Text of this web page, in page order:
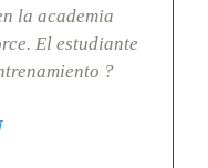
la academia
El estudiante
?